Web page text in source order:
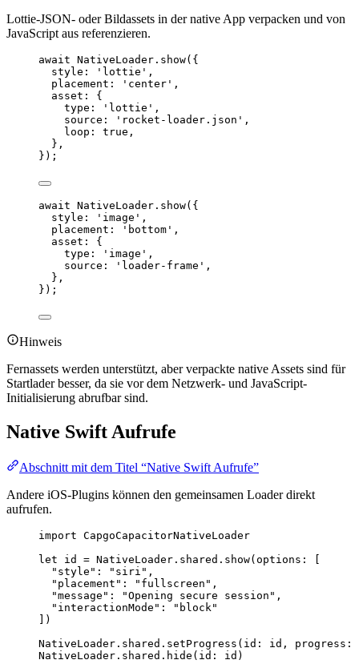
Lottie-JSON- oder Bildassets in der native App verpacken und von
JavaScript aus referenzieren.
await NativeLoader. show({
style:
'lottie' ,
placement:
'center' ,
asset: {
type:
'lottie' ,
source:
'rocket-loader.json' ,
loop: true ,
},
});
await NativeLoader. show({
style:
'image' ,
placement:
'bottom' ,
asset: {
type:
'image' ,
source:
'loader-frame' ,
},
});
Hinweis
Fernassets werden unterstützt, aber verpackte native Assets sind für
Startlader besser, da sie vor dem Netzwerk- und JavaScript-
Initialisierung abrufbar sind.
Native Swift Aufrufe
Abschnitt mit dem Titel “Native Swift Aufrufe”
Andere iOS-Plugins können den gemeinsamen Loader direkt
aufrufen.
import CapgoCapacitorNativeLoader
let id = NativeLoader.shared. show( options : [
"style" : "siri" ,
"placement" : "fullscreen" ,
"message" : "Opening secure session" ,
"interactionMode" :
"block"
])
NativeLoader.shared. setProgress ( id : id, progress :
NativeLoader.shared. hide ( id : id)